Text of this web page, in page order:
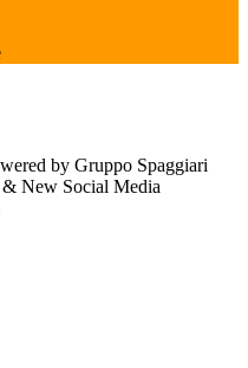
by Gruppo Spaggiari
New Social Media